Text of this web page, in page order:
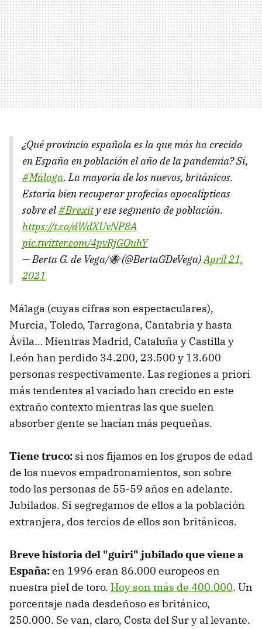
¿Qué provincia española es la que más ha crecido
en España en población el año de la pandemia? Sí,
#Málaga. La mayoría de los nuevos, británicos.
Estaría bien recuperar profecías apocalípticas
sobre el#Brexity ese segmento de población.
https://t.co/dWdXUvNP8A
pic.twitter.com/4pvRjGOuhY
— Berta G. de Vega/🐝 (@BertaGDeVega)April 21,
2021
Málaga (cuyas cifras son espectaculares),
Murcia, Toledo, Tarragona, Cantabria y hasta
Ávila… Mientras Madrid, Cataluña y Castilla y
León han perdido 34.200, 23.500 y 13.600
personas respectivamente. Las regiones a priori
más tendentes al vaciado han crecido en este
extraño contexto mientras las que suelen
absorber gente se hacían más pequeñas.
Tiene truco: si nos fijamos en los grupos de edad
de los nuevos empadronamientos, son sobre
todo las personas de 55-59 años en adelante.
Jubilados. Si segregamos de ellos a la población
extranjera, dos tercios de ellos son británicos.
Breve historia del "guiri" jubilado que viene a
España:en 1996 eran 86.000 europeos en
nuestra piel de toro. Hoy son más de 400.000. Un
porcentaje nada desdeñoso es británico,
250.000. Se van, claro, Costa del Sur y al levante.